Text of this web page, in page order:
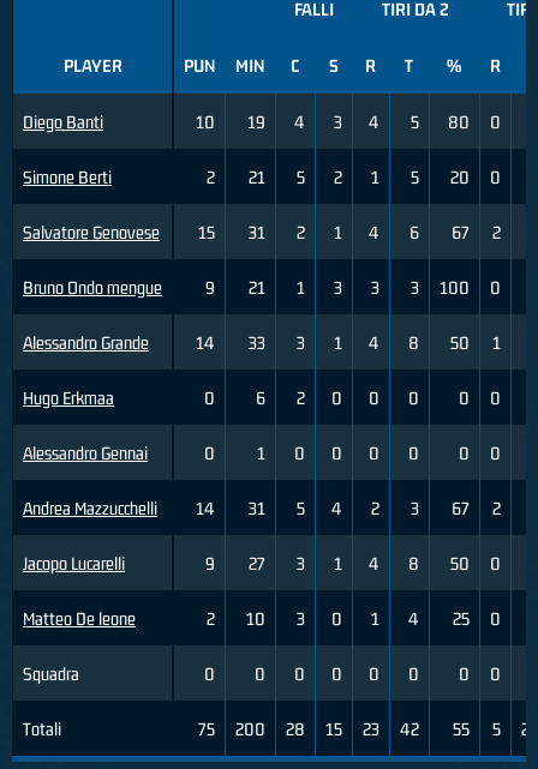
PLAYER
Diego Banti
Simone Berti
Salvatore Genovese
Bruno Ondo mengue
Alessandro Grande
Hugo Erkmaa
Alessandro Gennai
Andrea Mazzucchelli
Jacopo Lucarelli
Matteo De leone
Squadra
Totali
FALLI TIRI DA 2
PUN MIN C S R T % R
10 19 4 3 4 5 80 0
2 21 5 2 1 5 20 0
15 31 2 1 4 6 67 2
9 21 1 3 3 3 100 0
14 33 3 1 4 8 50 1
0 6 2 0 0 0 0 0
0 1 0 0 0 0 0 0
14 31 5 4 2 3 67 2
9 27 3 1 4 8 50 0
2 10 3 0 1 4 25 0
0 0 0 0 0 0 0 0
75 200 28 15 23 42 55 5